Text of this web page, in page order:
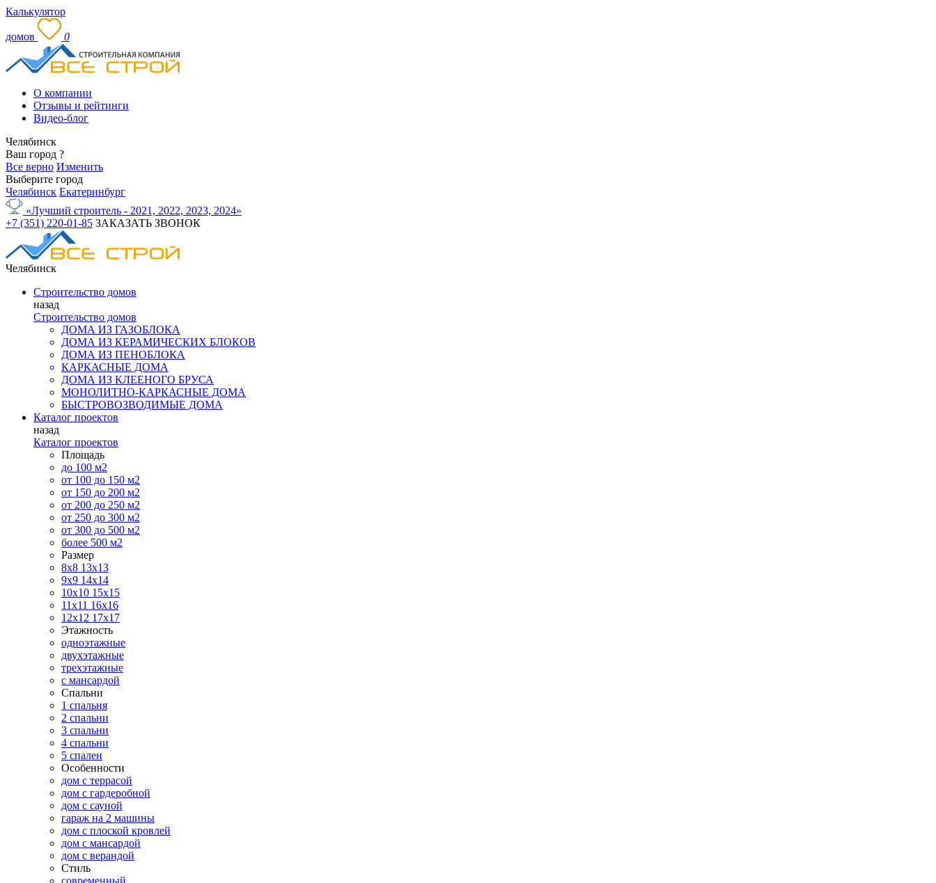
Калькулятор
домов 0
О компании
Отзывы и рейтинги
Видео-блог
Челябинск
Ваш город ?
Все верно Изменить
Выберите город
Челябинск Екатеринбург
«Лучший строитель - 2021, 2022, 2023, 2024»
+7 (351) 220-01-85 ЗАКАЗАТЬ ЗВОНОК
Челябинск
Строительство домов
назад
Строительство домов
ДОМА ИЗ ГАЗОБЛОКА
ДОМА ИЗ КЕРАМИЧЕСКИХ БЛОКОВ
ДОМА ИЗ ПЕНОБЛОКА
КАРКАСНЫЕ ДОМА
ДОМА ИЗ КЛЕЕНОГО БРУСА
МОНОЛИТНО-КАРКАСНЫЕ ДОМА
БЫСТРОВОЗВОДИМЫЕ ДОМА
Каталог проектов
назад
Каталог проектов
Площадь
до 100 м2
от 100 до 150 м2
от 150 до 200 м2
от 200 до 250 м2
от 250 до 300 м2
от 300 до 500 м2
более 500 м2
Размер
8х8 13х13
9х9 14х14
10х10 15х15
11x11 16х16
12х12 17х17
Этажность
одноэтажные
двухэтажные
трехэтажные
с мансардой
Спальни
1 спальня
2 спальни
3 спальни
4 спальни
5 спален
Особенности
дом с террасой
дом с гардеробной
дом с сауной
гараж на 2 машины
дом с плоской кровлей
дом с мансардой
дом с верандой
Стиль
современный